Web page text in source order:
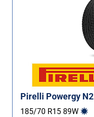
Pirelli Powergy N2
185/70 R15 89W